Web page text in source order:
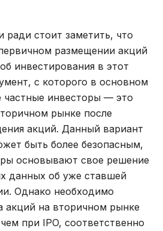
ради стоит заметить, что
размещении акций
инвестирования в этот
с которого в основном
частные инвесторы — это
рынке после
акций. Данный вариант
быть более безопасным,
основывают свое решение
данных об уже ставшей
Однако необходимо
акций на вторичном рынке
при IPO, соответственно